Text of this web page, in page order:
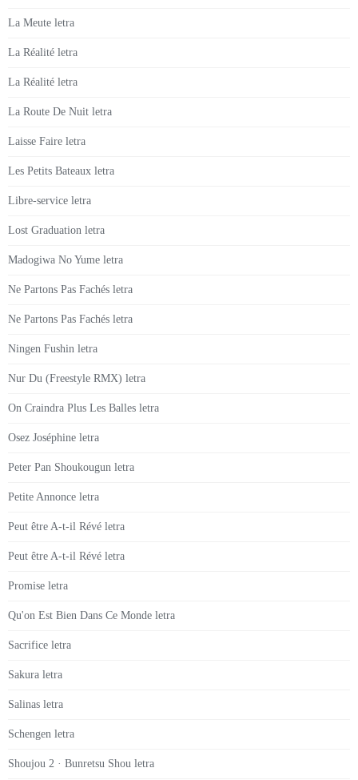
La Meute letra
La Réalité letra
La Réalité letra
La Route De Nuit letra
Laisse Faire letra
Les Petits Bateaux letra
Libre-service letra
Lost Graduation letra
Madogiwa No Yume letra
Ne Partons Pas Fachés letra
Ne Partons Pas Fachés letra
Ningen Fushin letra
Nur Du (Freestyle RMX) letra
On Craindra Plus Les Balles letra
Osez Joséphine letra
Peter Pan Shoukougun letra
Petite Annonce letra
Peut être A-t-il Révé letra
Peut être A-t-il Révé letra
Promise letra
Qu'on Est Bien Dans Ce Monde letra
Sacrifice letra
Sakura letra
Salinas letra
Schengen letra
Shoujou 2 · Bunretsu Shou letra